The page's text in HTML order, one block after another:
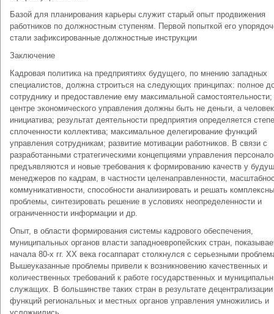
Базой для планирования карьеры служит старый опыт продвижения
работников по должностным ступеням. Первой попыткой его
стали зафиксированные должностные инструкции
Заключение
Кадровая политика на предприятиях будущего, по мнению западных
специалистов, должна строиться на следующих принципах: полное
сотруднику и предоставление ему максимальной самостоятельности;
центре экономического управления должны быть не деньги, а
инициатива; результат деятельности предприятия определяется
сплоченности коллектива; максимальное делегирование функций
управления сотрудникам; развитие мотивации работников. В связи с
разработанными стратегическими концепциями управления
предъявляются и новые требования к формированию качеств у
менеджеров по кадрам, в частности целенаправленности,
коммуникативности, способности анализировать и решать
проблемы, синтезировать решение в условиях неопределенности и
ограниченности информации и др.
Опыт, в области формирования системы кадрового обеспечения,
муниципальных органов власти западноевропейских стран,
начала 80-х гг. ХХ века госаппарат столкнулся с серьезными
Вышеуказанные проблемы привели к возникновению качественных и
количественных требований к работе государственных и
служащих. В большинстве таких стран в результате децентрализации
функций региональных и местных органов управления умножились и